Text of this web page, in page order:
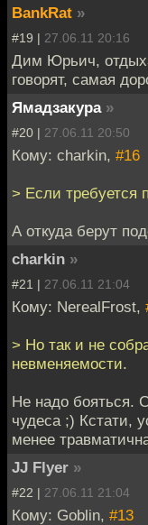
BankRat »
#19 | 27.06.11 20:16
Дим Юрьич,
говорят, самая
Ямадзакура »
#20 | 27.06.11 20:50
Кому: charkin, #16
> Если требуется
А откуда берут
charkin »
#21 | 27.06.11 21:04
Кому: NerealFrost,
> Но так и не
невменяемости.
Не надо бояться.
чудеса ;) Кстати,
менее
JJ Flyer »
#22 | 27.06.11 21:04
Кому: Goblin, #13